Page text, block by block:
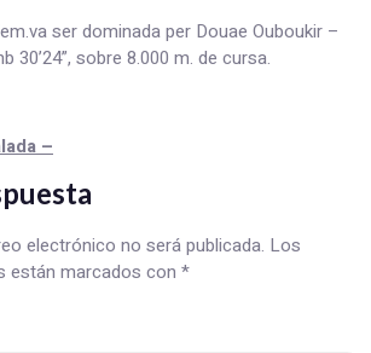
ser dominada per Douae Ouboukir –
30’24”, sobre 8.000 m. de cursa.
–
electrónico no será publicada. Los
están marcados con *